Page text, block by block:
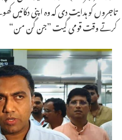
تاجروں کو ہدایت دی کہ وہ اپنی
کرتے وقت قومی گیت ”جن گن من“